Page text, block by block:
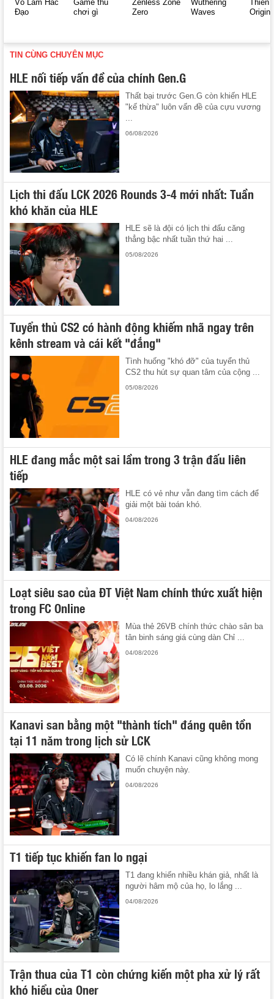
Võ Lâm Hắc
Đạo
Game thủ
chơi gì
Zenless Zone
Zero
Wuthering
Waves
Thiên
Origin
TIN CÙNG CHUYÊN MỤC
HLE nối tiếp vấn đề của chính Gen.G
Thất bại trước Gen.G còn khiến HLE
"kế thừa" luôn vấn đề của cựu vương
...
06/08/2026
Lịch thi đấu LCK 2026 Rounds 3-4 mới nhất: Tuần
khó khăn của HLE
HLE sẽ là đội có lịch thi đấu căng
thẳng bậc nhất tuần thứ hai ...
05/08/2026
Tuyển thủ CS2 có hành động khiếm nhã ngay trên
kênh stream và cái kết "đắng"
Tình huống "khó đỡ" của tuyển thủ
CS2 thu hút sự quan tâm của cộng ...
05/08/2026
HLE đang mắc một sai lầm trong 3 trận đấu liên
tiếp
HLE có vẻ như vẫn đang tìm cách để
giải một bài toán khó.
04/08/2026
Loạt siêu sao của ĐT Việt Nam chính thức xuất hiện
trong FC Online
Mùa thẻ 26VB chính thức chào sân ba
tân binh sáng giá cùng dàn Chỉ ...
04/08/2026
Kanavi san bằng một "thành tích" đáng quên tồn
tại 11 năm trong lịch sử LCK
Có lẽ chính Kanavi cũng không mong
muốn chuyện này.
04/08/2026
T1 tiếp tục khiến fan lo ngại
T1 đang khiến nhiều khán giả, nhất là
người hâm mộ của họ, lo lắng ...
04/08/2026
Trận thua của T1 còn chứng kiến một pha xử lý rất
khó hiểu của Oner